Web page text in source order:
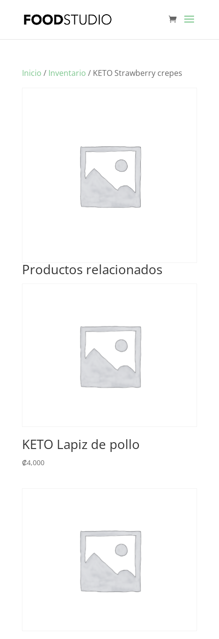
Inicio / Inventario / KETO Strawberry crepes
Productos relacionados
KETO Lapiz de pollo
₡4,000